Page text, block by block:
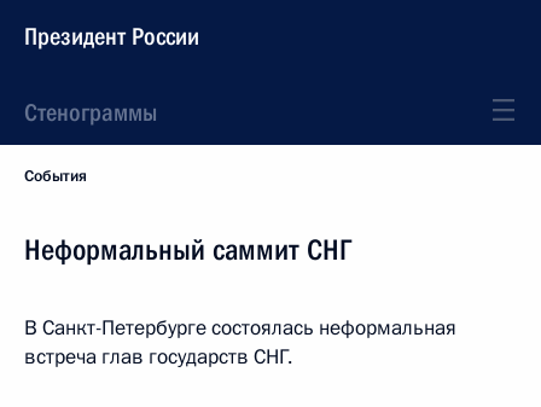
Президент России
Стенограммы
События
Неформальный саммит СНГ
В Санкт-Петербурге состоялась неформальная
встреча глав государств СНГ.